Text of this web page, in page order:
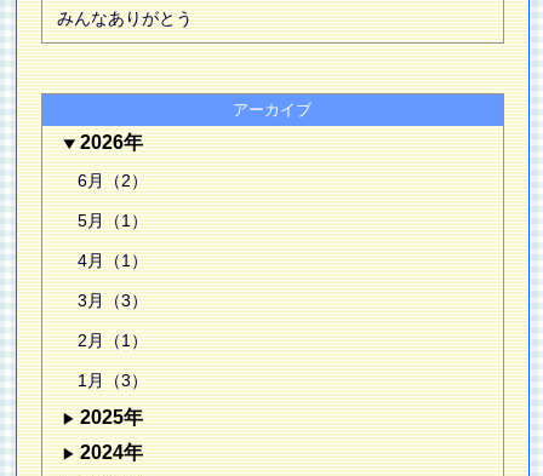
みんなありがとう
アーカイブ
2026年
6月（2）
5月（1）
4月（1）
3月（3）
2月（1）
1月（3）
2025年
2024年